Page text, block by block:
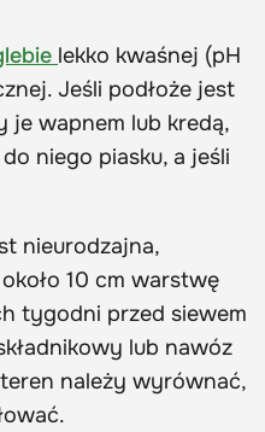
lekko kwaśnej (pH
Jeśli podłoże jest
je wapnem lub kredą,
niego piasku, a jeśli
nieurodzajna,
10 cm warstwę
tygodni przed siewem
lub nawóz
należy wyrównać,